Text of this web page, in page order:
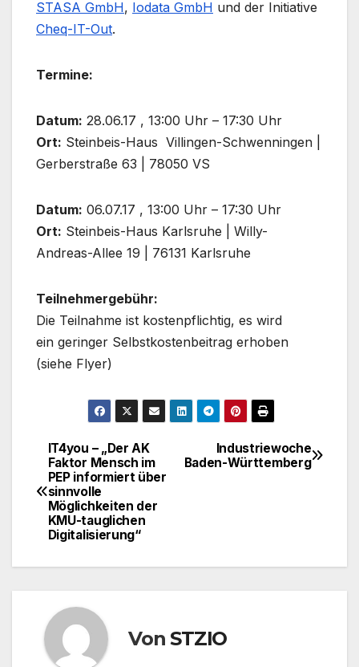
STASA GmbH, Iodata GmbH und der Initiative
Cheq-IT-Out.
Termine:
Datum: 28.06.17 , 13:00 Uhr – 17:30 Uhr
Ort: Steinbeis-Haus Villingen-Schwenningen |
Gerberstraße 63 | 78050 VS
Datum: 06.07.17 , 13:00 Uhr – 17:30 Uhr
Ort: Steinbeis-Haus Karlsruhe | Willy-
Andreas-Allee 19 | 76131 Karlsruhe
Teilnehmergebühr:
Die Teilnahme ist kostenpflichtig, es wird
ein geringer Selbstkostenbeitrag erhoben
(siehe Flyer)
BeitragsnavigationIndustriewoche
Baden-Württemberg
IT4you – „Der AK
Faktor Mensch im
PEP informiert über
sinnvolle
Möglichkeiten der
KMU-tauglichen
Digitalisierung“
Von STZIO